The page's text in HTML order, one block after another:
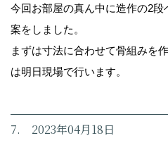
今回お部屋の真ん中に造作の2
案をしました。
まずは寸法に合わせて骨組みを
は明日現場で行います。
7. 2023年04月18日